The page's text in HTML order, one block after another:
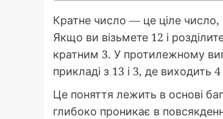
Кратне число — це ціле число,
Якщо ви візьмете 12 і
кратним 3. У протилежному
прикладі з 13 і 3, де
Це поняття лежить в основі
глибоко проникає в